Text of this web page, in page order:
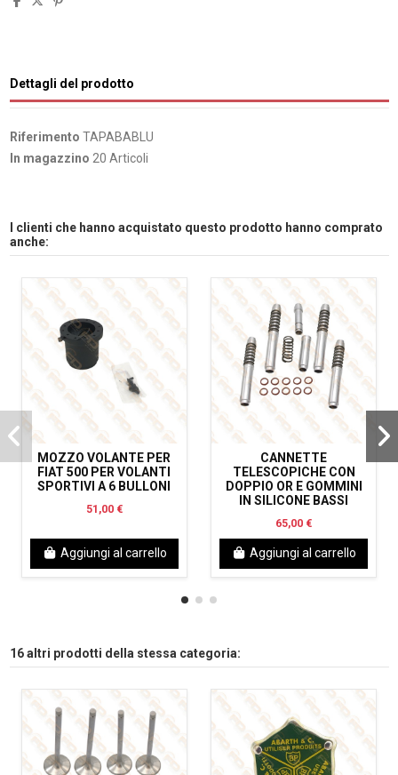
Dettagli del prodotto
Riferimento TAPABABLU
In magazzino 20 Articoli
I clienti che hanno acquistato questo prodotto hanno comprato
anche:
MOZZO VOLANTE PER
FIAT 500 PER VOLANTI
SPORTIVI A 6 BULLONI
51,00 €
Aggiungi al carrello
CANNETTE
TELESCOPICHE CON
DOPPIO OR E GOMMINI
IN SILICONE BASSI
65,00 €
Aggiungi al carrello
16 altri prodotti della stessa categoria: